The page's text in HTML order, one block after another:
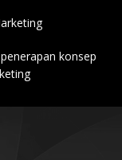
konsep